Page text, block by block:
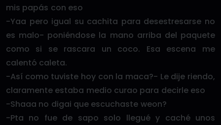
mis papás con eso
-Yaa pero igual su cachita para desestresarse no
es malo- poniéndose la mano arriba del paquete
como si se rascara un coco. Esa escena me
calentó caleta.
-Así como tuviste hoy con la maca?- Le dije riendo,
claramente estaba medio curao para decirle eso
-Shaaa no digai que escuchaste weon?
-Pta no fue de sapo solo llegué y caché unos